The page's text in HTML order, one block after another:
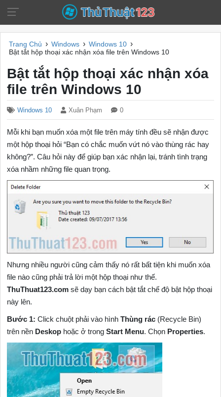
Trang Chủ › Windows › Windows 10 ›
Bật tắt hộp thoại xác nhận xóa file trên Windows 10
Bật tắt hộp thoại xác nhận xóa
file trên Windows 10
Windows 10 Xuân Phạm 0
Mỗi khi bạn muốn xóa một file trên máy tính đều sẽ nhận được
một hộp thoại hỏi “Bạn có chắc muốn vứt nó vào thùng rác hay
không?”. Câu hỏi này để giúp bạn xác nhận lại, tránh tình trạng
xóa nhầm những file quan trọng.
Nhưng nhiều người cũng cảm thấy nó rất bất tiện khi muốn xóa
file nào cũng phải trả lời một hộp thoại như thế.
ThuThuat123.com sẽ dạy bạn cách bật tắt chế độ bật hộp thoại
này lên.
Bước 1: Click chuột phải vào hìnhThùng rác (Recycle Bin)
trên nền Deskop hoặc ở trongStart Menu. Chọn Properties.